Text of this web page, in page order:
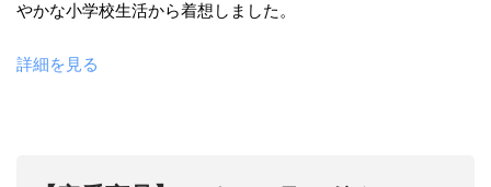
やかな小学校生活から着想しました。
詳細を見る